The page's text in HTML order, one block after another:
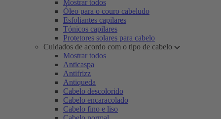
Mostrar todos
Óleo para o couro cabeludo
Esfoliantes capilares
Tónicos capilares
Protetores solares para cabelo
Cuidados de acordo com o tipo de cabelo
Mostrar todos
Anticaspa
Antifrizz
Antiqueda
Cabelo descolorido
Cabelo encaracolado
Cabelo fino e liso